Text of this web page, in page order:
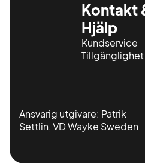
Kontakt
Hjälp
Kundservice
Tillgänglighet
Ansvarig utgivare: Patrik
Settlin, VD Wayke Sweden